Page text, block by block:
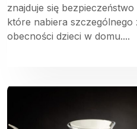
znajduje się
które nabiera
obecności dzieci w domu....